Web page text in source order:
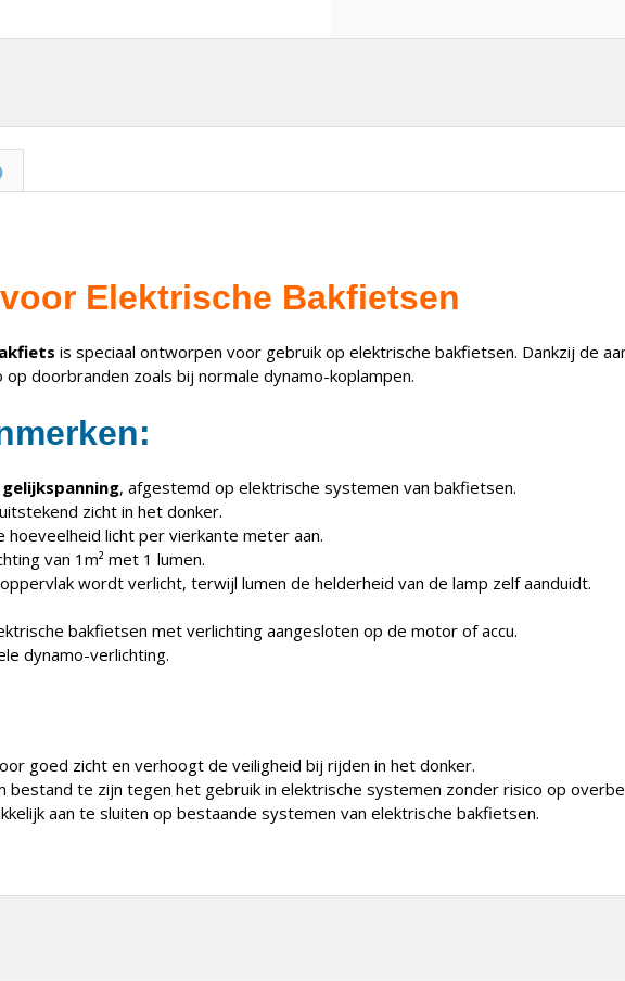
Elektrische Bakfietsen
is speciaal ontworpen voor gebruik op elektrische bakfietsen. Dankzij de
doorbranden zoals bij normale dynamo-koplampen.
:
gelijkspanning, afgestemd op elektrische systemen van bakfietsen.
zicht in het donker.
hoeveelheid licht per vierkante meter aan.
van 1m² met 1 lumen.
wordt verlicht, terwijl lumen de helderheid van de lamp zelf aanduidt.
bakfietsen met verlichting aangesloten op de motor of accu.
dynamo-verlichting.
goed zicht en verhoogt de veiligheid bij rijden in het donker.
bestand te zijn tegen het gebruik in elektrische systemen zonder risico op
aan te sluiten op bestaande systemen van elektrische bakfietsen.